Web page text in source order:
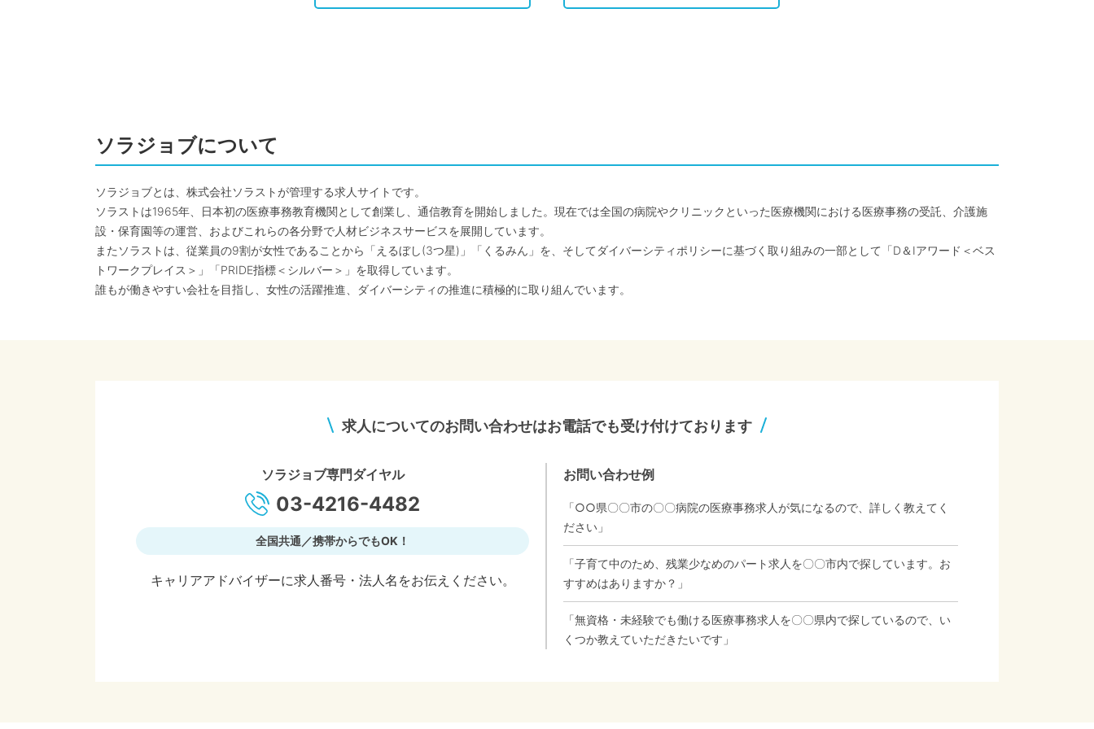
ソラジョブについて
ソラジョブとは、株式会社ソラストが管理する求人サイトです。
ソラストは1965年、日本初の医療事務教育機関として創業し、通信教育を開始しました。現在では全国の病院やクリニックといった医療機関における医療事務の受託、介護施
設・保育園等の運営、およびこれらの各分野で人材ビジネスサービスを展開しています。
またソラストは、従業員の9割が女性であることから「えるぼし(3つ星)」「くるみん」を、そしてダイバーシティポリシーに基づく取り組みの一部として「D＆Iアワード＜ベス
トワークプレイス＞」「PRIDE指標＜シルバー＞」を取得しています。
誰もが働きやすい会社を目指し、女性の活躍推進、ダイバーシティの推進に積極的に取り組んでいます。
求人についてのお問い合わせはお電話でも受け付けております
ソラジョブ専門ダイヤル
03-4216-4482
全国共通／携帯からでもOK！
キャリアアドバイザーに求人番号・法人名をお伝えください。
お問い合わせ例
「○○県〇〇市の〇〇病院の医療事務求人が気になるので、詳しく教えてく
ださい」
「子育て中のため、残業少なめのパート求人を〇〇市内で探しています。お
すすめはありますか？」
「無資格・未経験でも働ける医療事務求人を〇〇県内で探しているので、い
くつか教えていただきたいです」